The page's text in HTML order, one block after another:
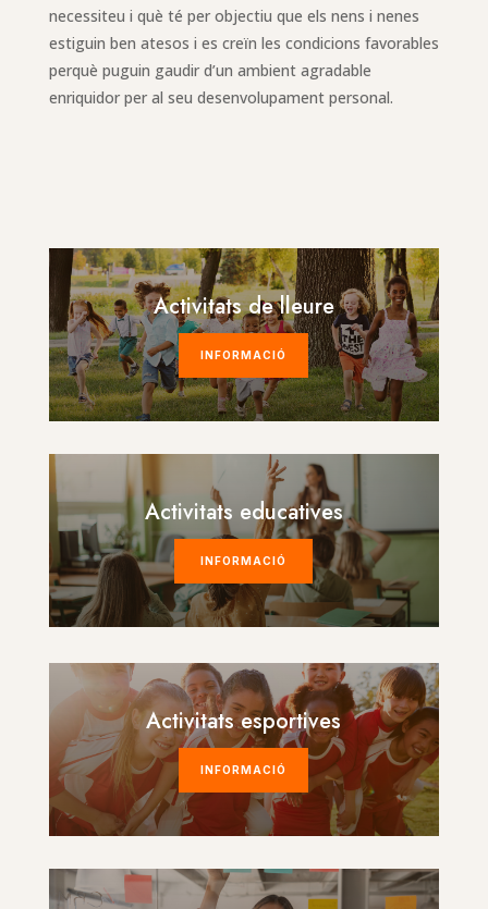
necessiteu i què té per objectiu que els nens i nenes
estiguin ben atesos i es creïn les condicions favorables
perquè puguin gaudir d’un ambient agradable
enriquidor per al seu desenvolupament personal.
Activitats de lleure
INFORMACIÓ
Activitats educatives
INFORMACIÓ
Activitats esportives
INFORMACIÓ